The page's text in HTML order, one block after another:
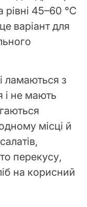
45–60 °C
варіант для
ламаються з
і не мають
місці й
перекусу,
на корисний